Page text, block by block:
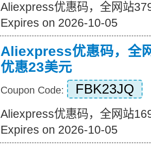
Aliexpress优惠码，全网站
Expires on 2026-10-05
Aliexpress优惠码，全
优惠23美元
Coupon Code: FBK23JQ
Aliexpress优惠码，全网站
Expires on 2026-10-05